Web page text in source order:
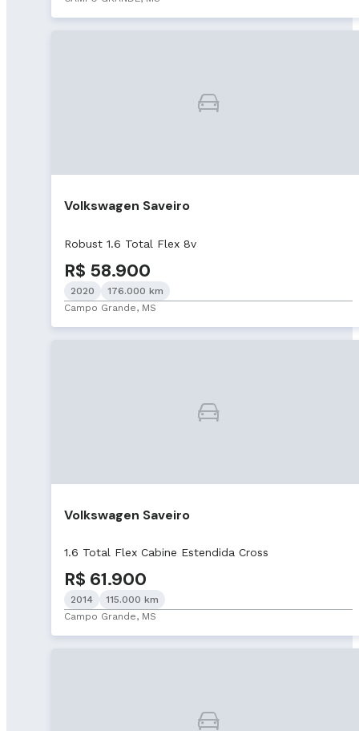
Volkswagen Saveiro
Robust 1.6 Total Flex 8v
R$ 58.900
2020
176.000 km
Campo Grande, MS
Volkswagen Saveiro
1.6 Total Flex Cabine Estendida Cross
R$ 61.900
2014
115.000 km
Campo Grande, MS